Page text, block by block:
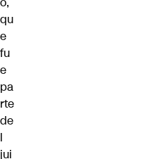
qu
e
fu
e
pa
rte
de
l
jui